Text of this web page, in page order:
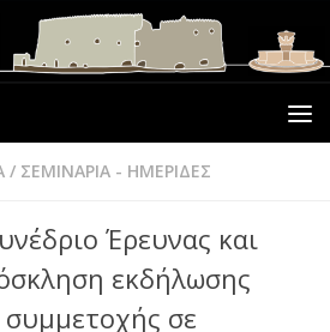
/ ΣΕΜΙΝΑΡΙΑ - ΗΜΕΡΙΔΕΣ
Έρευνας και
εκδήλωσης
συμμετοχής σε